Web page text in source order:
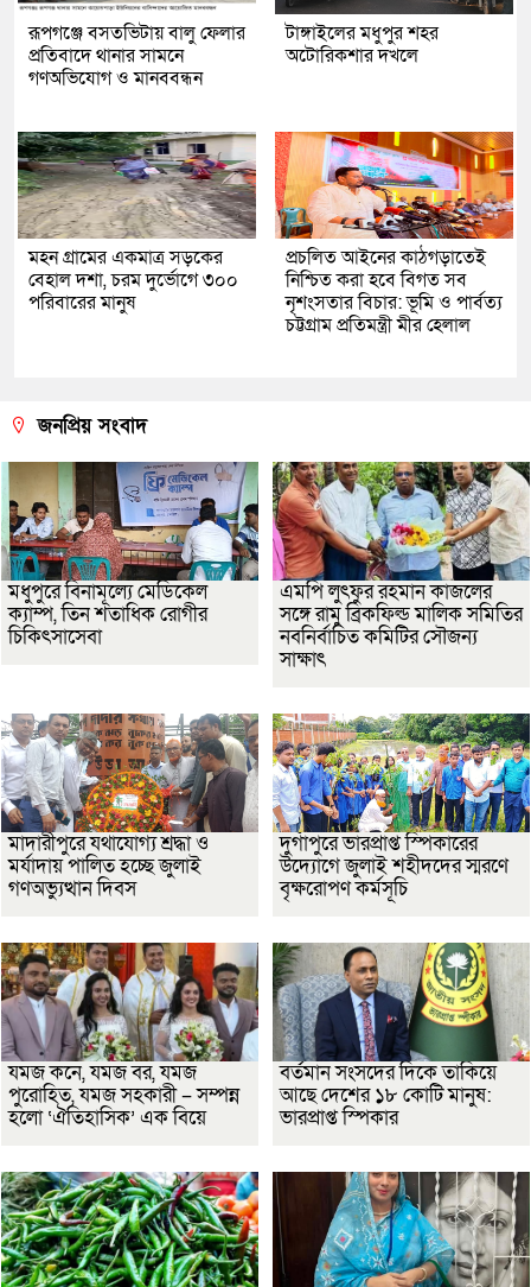
রূপগঞ্জে বসতভিটায় বালু ফেলার
প্রতিবাদে থানার সামনে
গণঅভিযোগ ও মানববন্ধন
টাঙ্গাইলের মধুপুর শহর
অটোরিকশার দখলে
মহন গ্রামের একমাত্র সড়কের
বেহাল দশা, চরম দুর্ভোগে ৩০০
পরিবারের মানুষ
প্রচলিত আইনের কাঠগড়াতেই
নিশ্চিত করা হবে বিগত সব
নৃশংসতার বিচার: ভূমি ও পার্বত্য
চট্টগ্রাম প্রতিমন্ত্রী মীর হেলাল
জনপ্রিয় সংবাদ
মধুপুরে বিনামূল্যে মেডিকেল
ক্যাম্প, তিন শতাধিক রোগীর
চিকিৎসাসেবা
এমপি লুৎফুর রহমান কাজলের
সঙ্গে রামু ব্রিকফিল্ড মালিক সমিতির
নবনির্বাচিত কমিটির সৌজন্য
সাক্ষাৎ
মাদারীপুরে যথাযোগ্য শ্রদ্ধা ও
মর্যাদায় পালিত হচ্ছে জুলাই
গণঅভ্যুত্থান দিবস
দুর্গাপুরে ভারপ্রাপ্ত স্পিকারের
উদ্যোগে জুলাই শহীদদের স্মরণে
বৃক্ষরোপণ কর্মসূচি
যমজ কনে, যমজ বর, যমজ
পুরোহিত, যমজ সহকারী – সম্পন্ন
হলো ‘ঐতিহাসিক’ এক বিয়ে
বর্তমান সংসদের দিকে তাকিয়ে
আছে দেশের ১৮ কোটি মানুষ:
ভারপ্রাপ্ত স্পিকার